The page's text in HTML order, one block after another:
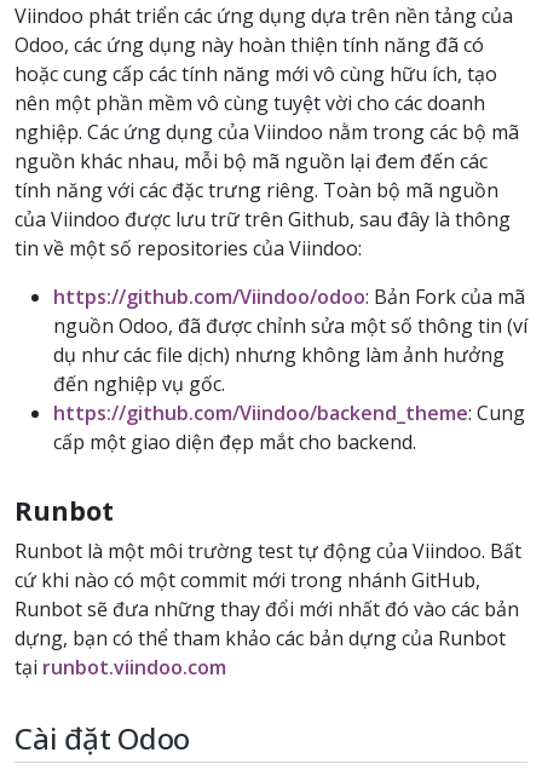
Viindoo phát triển các ứng dụng dựa trên nền tảng của
Odoo, các ứng dụng này hoàn thiện tính năng đã có
hoặc cung cấp các tính năng mới vô cùng hữu ích, tạo
nên một phần mềm vô cùng tuyệt vời cho các doanh
nghiệp. Các ứng dụng của Viindoo nằm trong các bộ mã
nguồn khác nhau, mỗi bộ mã nguồn lại đem đến các
tính năng với các đặc trưng riêng. Toàn bộ mã nguồn
của Viindoo được lưu trữ trên Github, sau đây là thông
tin về một số repositories của Viindoo:
https://github.com/Viindoo/odoo: Bản Fork của mã
nguồn Odoo, đã được chỉnh sửa một số thông tin (ví
dụ như các file dịch) nhưng không làm ảnh hưởng
đến nghiệp vụ gốc.
https://github.com/Viindoo/backend_theme: Cung
cấp một giao diện đẹp mắt cho backend.
Runbot
Runbot là một môi trường test tự động của Viindoo. Bất
cứ khi nào có một commit mới trong nhánh GitHub,
Runbot sẽ đưa những thay đổi mới nhất đó vào các bản
dựng, bạn có thể tham khảo các bản dựng của Runbot
tại runbot.viindoo.com
Cài đặt Odoo